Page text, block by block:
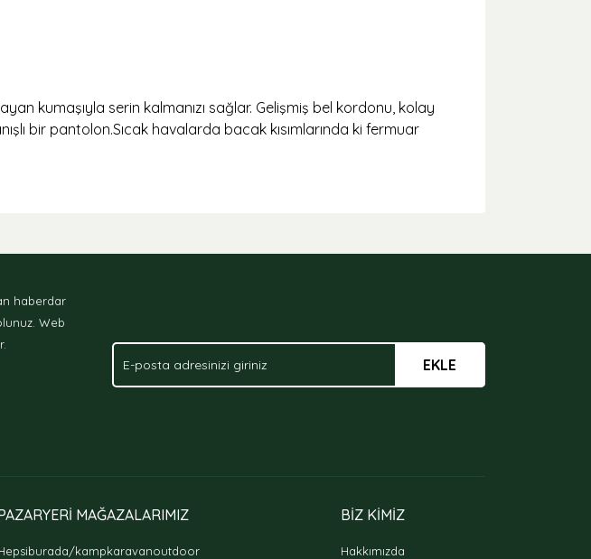
kumaşıyla serin kalmanızı sağlar. Gelişmiş bel kordonu, kolay
bir pantolon.Sıcak havalarda bacak kısımlarında ki fermuar
haberdar
Web
EKLE
MAĞAZALARIMIZ
kampkaravanoutdoor
BİZ KİMİZ
Hakkımızda